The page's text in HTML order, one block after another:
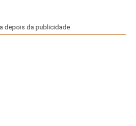
depois da publicidade